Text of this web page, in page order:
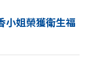
小姐榮獲衛生福